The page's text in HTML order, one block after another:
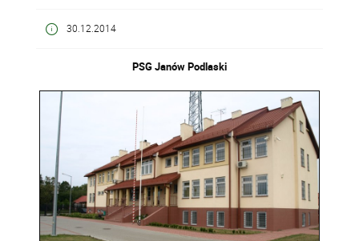
30.12.2014
PSG Janów Podlaski